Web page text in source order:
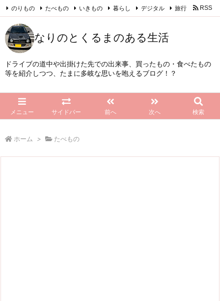
なりのとくるまのある生活
ドライブの道中や出掛けた先での出来事、買ったもの・食べたもの
等を紹介しつつ、たまに多岐な思いを咆えるブログ！？
メニュー サイドバー 前へ 次へ 検索
のりもの たべもの いきもの 暮らし デジタル 旅行 RSS
Feedly
ホーム > たべもの